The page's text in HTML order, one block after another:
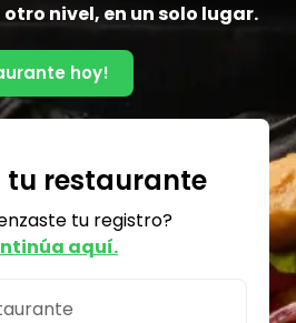
nivel, en un solo lugar.
hoy!
tu restaurante
tu registro?
aquí.